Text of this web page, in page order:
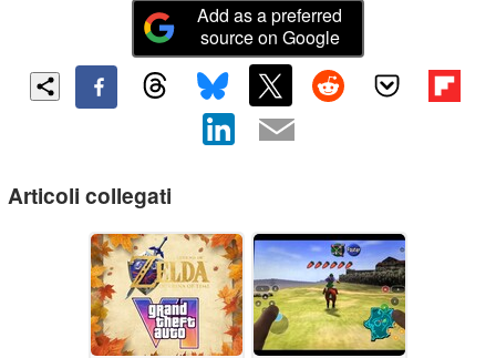
Add as a preferred
source on Google
Articoli collegati